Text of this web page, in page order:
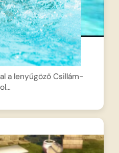
utazás 05
a lenyűgöző Csillám-